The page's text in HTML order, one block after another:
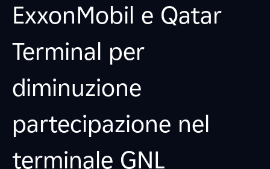
ExxonMobil e Qatar
Terminal per
diminuzione
partecipazione nel
terminale GNL